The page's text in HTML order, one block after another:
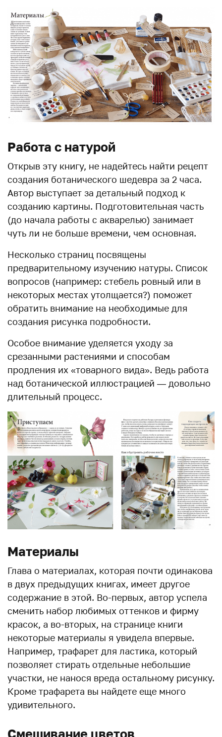
Работа с натурой
Открыв эту книгу, не надейтесь найти рецепт
создания ботанического шедевра за 2 часа.
Автор выступает за детальный подход к
созданию картины. Подготовительная часть
(до начала работы с акварелью) занимает
чуть ли не больше времени, чем основная.
Несколько страниц посвящены
предварительному изучению натуры. Список
вопросов (например: стебель ровный или в
некоторых местах утолщается?) поможет
обратить внимание на необходимые для
создания рисунка подробности.
Особое внимание уделяется уходу за
срезанными растениями и способам
продления их «товарного вида». Ведь работа
над ботанической иллюстрацией — довольно
длительный процесс.
Материалы
Глава о материалах, которая почти одинакова
в двух предыдущих книгах, имеет другое
содержание в этой. Во-первых, автор успела
сменить набор любимых оттенков и фирму
красок, а во-вторых, на странице книги
некоторые материалы я увидела впервые.
Например, трафарет для ластика, который
позволяет стирать отдельные небольшие
участки, не нанося вреда остальному рисунку.
Кроме трафарета вы найдете еще много
удивительного.
Смешивание цветов